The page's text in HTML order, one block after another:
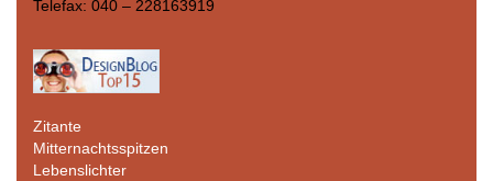
Telefax: 040 – 228163919
Zitante
Mitternachtsspitzen
Lebenslichter